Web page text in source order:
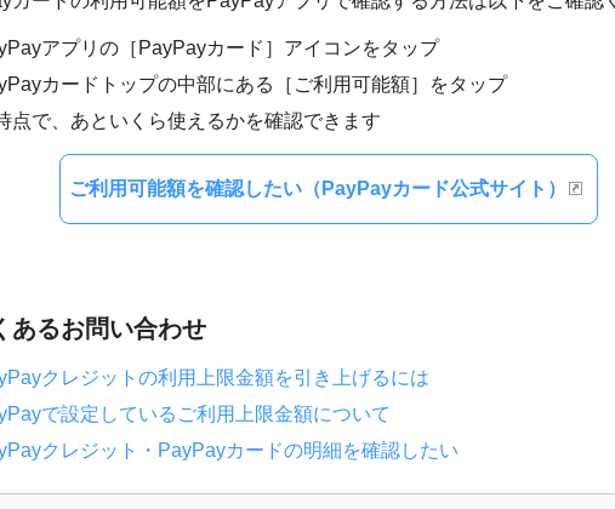
アプリの［PayPayカード］アイコンをタップ
カードトップの中部にある［ご利用可能額］をタップ
点で、あといくら使えるかを確認できます
ご利用可能額を確認したい（PayPayカード公式サイト）
あるお問い合わせ
クレジットの利用上限金額を引き上げるには
で設定しているご利用上限金額について
クレジット・PayPayカードの明細を確認したい